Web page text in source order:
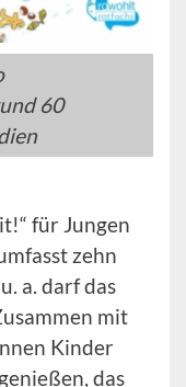
60
für Jungen
zehn
a. darf das
mit
Kinder
das